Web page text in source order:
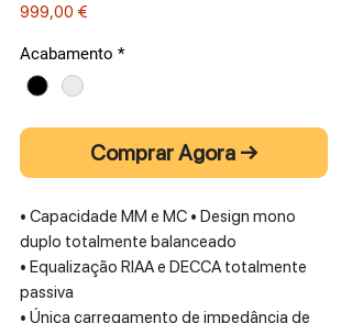
999,00 €
Acabamento *
Comprar Agora →
• Capacidade MM e MC • Design mono
duplo totalmente balanceado
• Equalização RIAA e DECCA totalmente
passiva
• Única carregamento de impedância de